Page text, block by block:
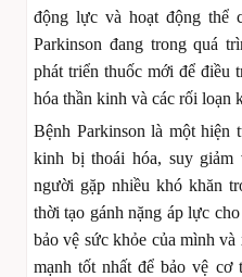
động lực và hoạt động thể
Parkinson đang trong quá
phát triển thuốc mới để điều
hóa thần kinh và các rối loạn
Bệnh Parkinson là một hiện
kinh bị thoái hóa, suy giảm
người gặp nhiều khó khăn
thời tạo gánh nặng áp lực
bảo vệ sức khỏe của mình
mạnh tốt nhất để bảo vệ cơ